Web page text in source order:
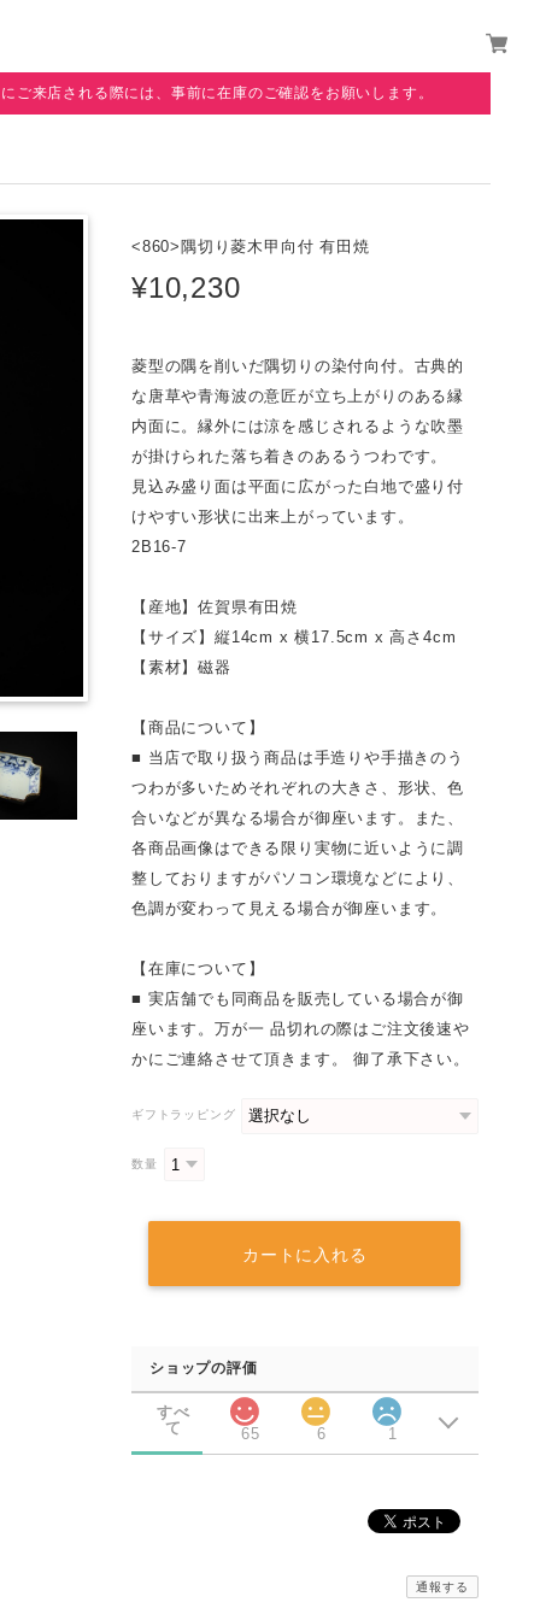
来店される際には、事前に在庫のご確認をお願いします。
<860>隅切り菱木甲向付 有田焼
¥10,230
菱型の隅を削いだ隅切りの染付向付。古典的
な唐草や青海波の意匠が立ち上がりのある縁
内面に。縁外には涼を感じされるような吹墨
が掛けられた落ち着きのあるうつわです。
見込み盛り面は平面に広がった白地で盛り付
けやすい形状に出来上がっています。
2B16-7
【産地】佐賀県有田焼
【サイズ】縦14cm x 横17.5cm x 高さ4cm
【素材】磁器
【商品について】
■ 当店で取り扱う商品は手造りや手描きのう
つわが多いためそれぞれの大きさ、形状、色
合いなどが異なる場合が御座います。また、
各商品画像はできる限り実物に近いように調
整しておりますがパソコン環境などにより、
色調が変わって見える場合が御座います。
【在庫について】
■ 実店舗でも同商品を販売している場合が御
座います。万が一 品切れの際はご注文後速や
かにご連絡させて頂きます。 御了承下さい。
ギフトラッピング
数量
カートに入れる
ショップの評価
すべ
て
65 6 1
通報する